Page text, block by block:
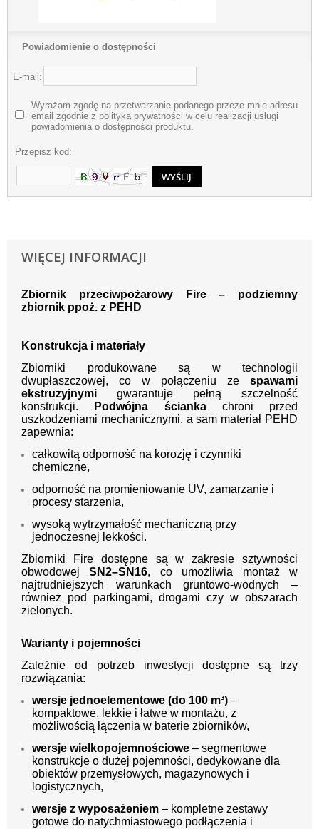
Powiadomienie o dostępności
E-mail:
Wyrażam zgodę na przetwarzanie podanego przeze mnie adresu
email zgodnie z polityką prywatności w celu realizacji usługi
powiadomienia o dostępności produktu.
Przepisz kod:
WIĘCEJ INFORMACJI
Zbiornik przeciwpożarowy Fire – podziemny
zbiornik ppoż. z PEHD
Konstrukcja i materiały
Zbiorniki produkowane są w technologii
dwupłaszczowej, co w połączeniu ze spawami
ekstruzyjnymi gwarantuje pełną szczelność
konstrukcji.
Podwójna ściankachroni przed
uszkodzeniami mechanicznymi, a sam materiał PEHD
zapewnia:
całkowitą odporność na korozję i czynniki
chemiczne,
odporność na promieniowanie UV, zamarzanie i
procesy starzenia,
wysoką wytrzymałość mechaniczną przy
jednoczesnej lekkości.
Zbiorniki Fire dostępne są w zakresie sztywności
obwodowejSN2–SN16, co umożliwia montaż w
najtrudniejszych warunkach gruntowo-wodnych –
również pod parkingami, drogami czy w obszarach
zielonych.
Warianty i pojemności
Zależnie od potrzeb inwestycji dostępne są trzy
rozwiązania:
wersje jednoelementowe (do 100 m³) –
kompaktowe, lekkie i łatwe w montażu, z
możliwością łączenia w baterie zbiorników,
wersje wielkopojemnościowe – segmentowe
konstrukcje o dużej pojemności, dedykowane dla
obiektów przemysłowych, magazynowych i
logistycznych,
wersje z wyposażeniem – kompletne zestawy
gotowe do natychmiastowego podłączenia i